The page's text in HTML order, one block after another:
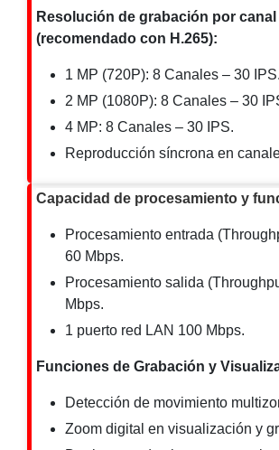
Turret
Especiales
Lente
Motorizado
Ocultas
Pinhole PTZVideograbadoras
Analógicas
/ CVI
Drones,
Robots e
Cámaras
Industriales
Energía
Adaptadores
Pared
de
de
Alimentación
Resolución de grabación por canal
(recomendado con H.265):
1 MP (720P): 8 Canales – 30 IPS.
2 MP (1080P): 8 Canales – 30
4 MP: 8 Canales – 30 IPS.
Reproducción síncrona en
Capacidad de procesamiento y
Procesamiento entrada
60 Mbps.
Procesamiento salida
Mbps.
1 puerto red LAN 100 Mbps.
Funciones de Grabación y
Detección de movimiento
Zoom digital en visualización y